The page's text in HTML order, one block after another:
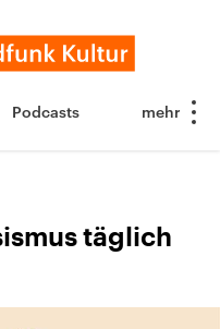
Podcasts
täglich